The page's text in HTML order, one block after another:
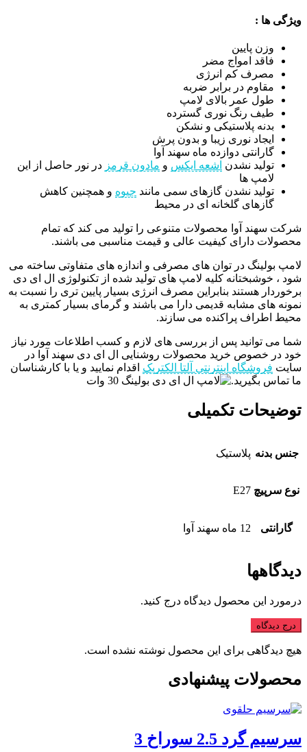
ویژگی ها :
وزن پایین
فاقد امواج مضر
مصرف کم انرژی
مقاوم در برابر ضربه
طول عمر بالای لامپ
طیف رنگ نوری گسترده
بدنه پلاستیکی و نشکن
ایجاد نوری زیبا و بدون پرش
گارانتی دوازده ماه سهند آوا
تولید نشدن اشعه ایکس و مادون قرمز در نور حاصل از این
لامپ ها
تولید نشدن گازهای سمی مانند جیوه و همچنین کاهش
گازهای گلخانه ای در محیط
شرکت سهند آوا محصولات متنوعی را تولید می کند که تمام
محصولات دارای کیفیت عالی و قیمت مناسبی می باشند.
لامپ بولینگ در توان های مصرفی و اندازه های متفاوتی ساخته می
شود ، خوشبختانه کلیه لامپ های تولید شده از تکنولوژی ال ای دی
برخوردار هستند بنابراین مصرف انرژی بسیار پایین تری را نسبت به
نمونه های مشابه قدیمی دارا می باشند و گرمای بسیار کمتری به
محیط اطراف پراکنده می سازند.
شما می توانید پس از بررسی های لازم و کسب اطلاعات مورد نیاز
خود در خصوص خرید محصولات روشنایی ال ای دی سهند آوا در
سایت فروشگاه اینترنتی آلتا الکتریک اقدام نمایید و یا با کارشناسان
ما تماس بگیرید.
توضیحات تکمیلی
جنس بدنه پلاستیک
نوع سرپیچ E27
گارانتی 12 ماه سهند آوا
دیدگاهها
درمورد این محصول دیدگاه درج کنید.
درج دیدگاه
هیچ دیدگاهی برای این محصول نوشته نشده است.
محصولات پیشنهادی
سرسیم گرد 2.5 سوراخ 3